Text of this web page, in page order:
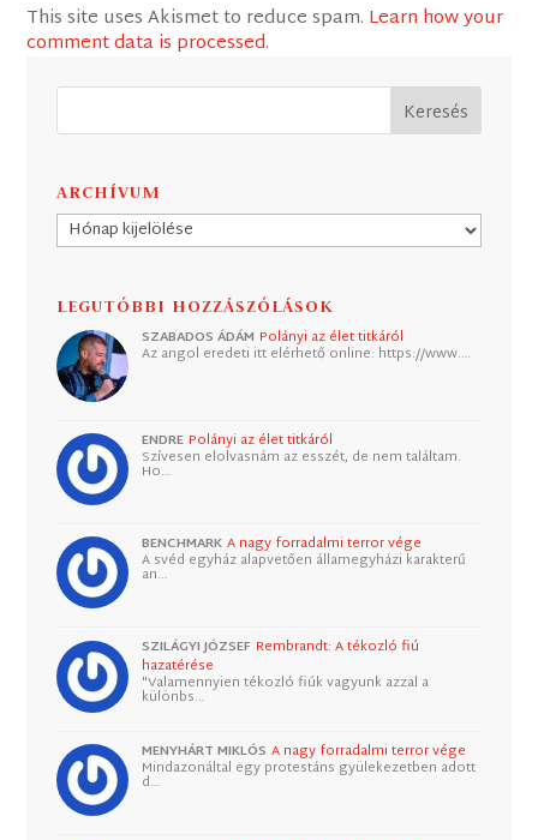
This site uses Akismet to reduce spam. Learn how your
comment data is processed.
ARCHÍVUM
Archívum
LEGUTÓBBI HOZZÁSZÓLÁSOK
SZABADOS ÁDÁM Polányi az élet titkáról
Az angol eredeti itt elérhető online: https://www.…
ENDRE Polányi az élet titkáról
Szívesen elolvasnám az esszét, de nem találtam.
Ho…
BENCHMARK A nagy forradalmi terror vége
A svéd egyház alapvetően államegyházi karakterű
an…
SZILÁGYI JÓZSEF Rembrandt: A tékozló fiú
hazatérése
"Valamennyien tékozló fiúk vagyunk azzal a
különbs…
MENYHÁRT MIKLÓS A nagy forradalmi terror vége
Mindazonáltal egy protestáns gyülekezetben adott
d…